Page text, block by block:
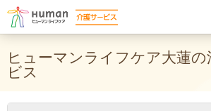
ヒューマンライフケア大蓮の
ビス